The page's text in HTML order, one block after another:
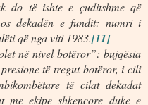
do të ishte e çuditshme që
dekadën e fundit: numri i
që nga viti 1983.[11]
në nivel botëror”: bujqësia
të tregut botëror, i cili
të cilat dekadat
me ekipe shkencore duke e